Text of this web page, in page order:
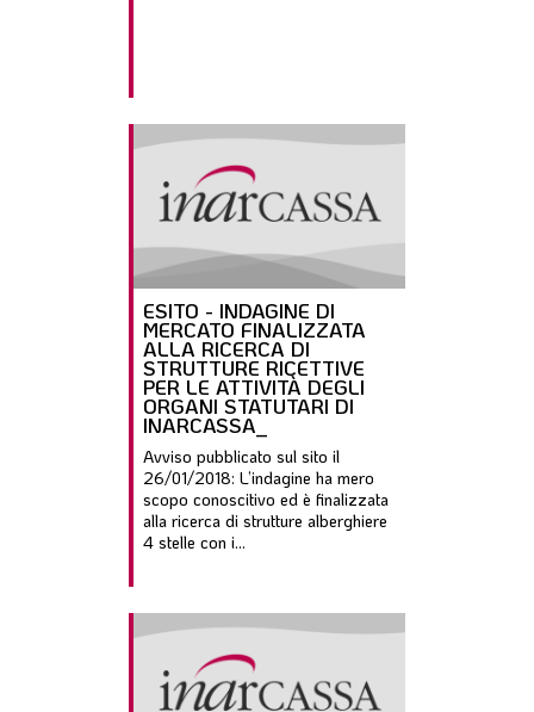
ESITO - INDAGINE DI
MERCATO FINALIZZATA
ALLA RICERCA DI
STRUTTURE RICETTIVE
PER LE ATTIVITÀ DEGLI
ORGANI STATUTARI DI
INARCASSA_
Avviso pubblicato sul sito il
26/01/2018: L’indagine ha mero
scopo conoscitivo ed è finalizzata
alla ricerca di strutture alberghiere
4 stelle con i...